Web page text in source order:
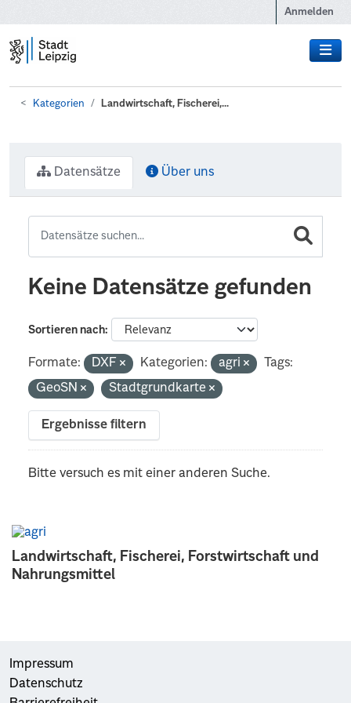
Anmelden
Kategorien Landwirtschaft, Fischerei,...
Landwirtschaft, Fischerei, Forstwirtschaft und
Nahrungsmittel
Datensätze Über uns
Keine Datensätze gefunden
Sortieren nach
Formate: DXF Kategorien: agri
Tags:
GeoSN
Stadtgrundkarte
Ergebnisse filtern
Bitte versuch es mit einer anderen Suche.
Impressum
Datenschutz